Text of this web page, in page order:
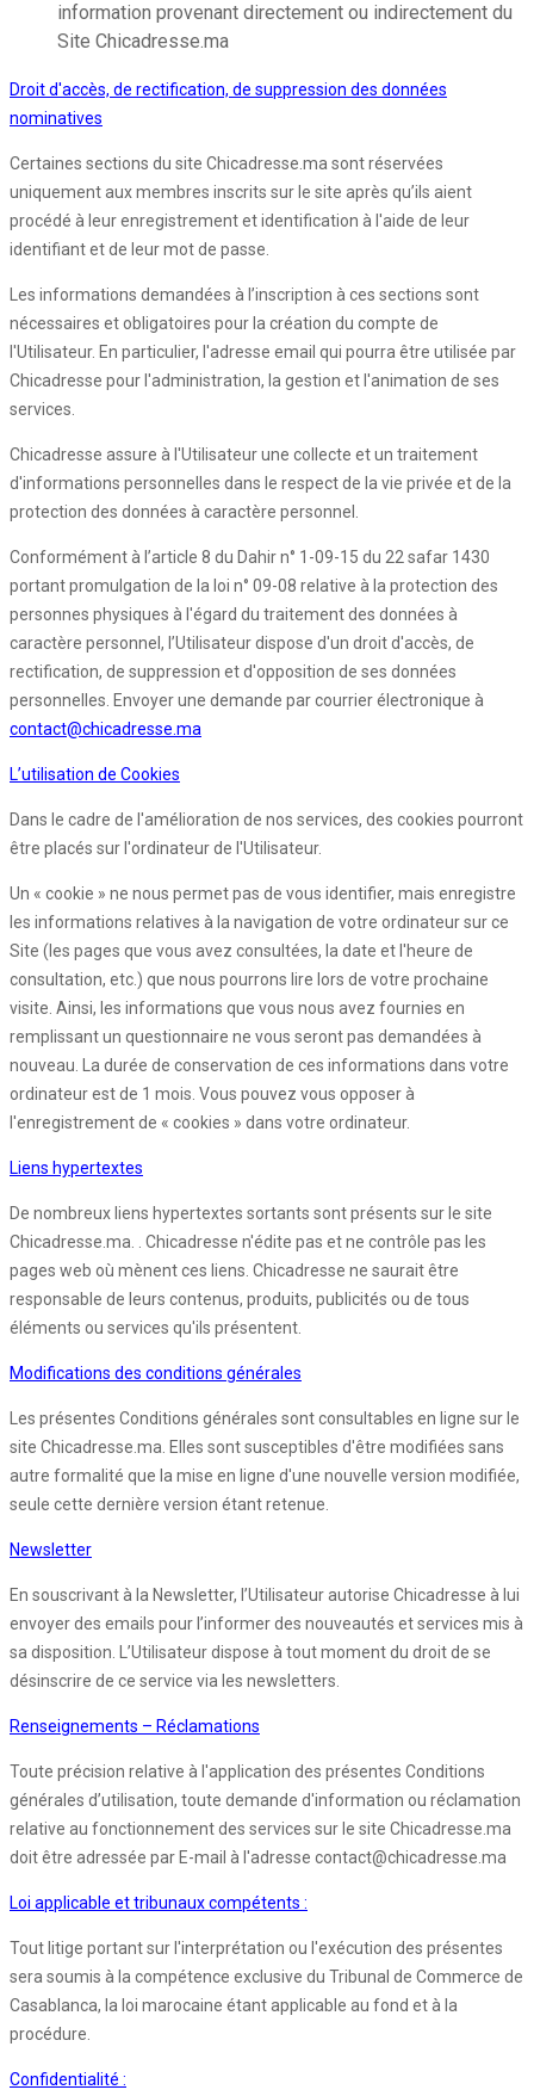
information provenant directement ou indirectement du
Site Chicadresse.ma
Droit d'accès, de rectification, de suppression des données
nominatives
Certaines sections du site Chicadresse.ma sont réservées
uniquement aux membres inscrits sur le site après qu’ils aient
procédé à leur enregistrement et identification à l'aide de leur
identifiant et de leur mot de passe.
Les informations demandées à l’inscription à ces sections sont
nécessaires et obligatoires pour la création du compte de
l'Utilisateur. En particulier, l'adresse email qui pourra être utilisée par
Chicadresse pour l'administration, la gestion et l'animation de ses
services.
Chicadresse assure à l'Utilisateur une collecte et un traitement
d'informations personnelles dans le respect de la vie privée et de la
protection des données à caractère personnel.
Conformément à l’article 8 du Dahir n° 1-09-15 du 22 safar 1430
portant promulgation de la loi n° 09-08 relative à la protection des
personnes physiques à l'égard du traitement des données à
caractère personnel, l’Utilisateur dispose d'un droit d'accès, de
rectification, de suppression et d'opposition de ses données
personnelles. Envoyer une demande par courrier électronique à
contact@chicadresse.ma
L’utilisation de Cookies
Dans le cadre de l'amélioration de nos services, des cookies pourront
être placés sur l'ordinateur de l'Utilisateur.
Un « cookie » ne nous permet pas de vous identifier, mais enregistre
les informations relatives à la navigation de votre ordinateur sur ce
Site (les pages que vous avez consultées, la date et l'heure de
consultation, etc.) que nous pourrons lire lors de votre prochaine
visite. Ainsi, les informations que vous nous avez fournies en
remplissant un questionnaire ne vous seront pas demandées à
nouveau. La durée de conservation de ces informations dans votre
ordinateur est de 1 mois. Vous pouvez vous opposer à
l'enregistrement de « cookies » dans votre ordinateur.
Liens hypertextes
De nombreux liens hypertextes sortants sont présents sur le site
Chicadresse.ma. . Chicadresse n'édite pas et ne contrôle pas les
pages web où mènent ces liens. Chicadresse ne saurait être
responsable de leurs contenus, produits, publicités ou de tous
éléments ou services qu'ils présentent.
Modifications des conditions générales
Les présentes Conditions générales sont consultables en ligne sur le
site Chicadresse.ma. Elles sont susceptibles d'être modifiées sans
autre formalité que la mise en ligne d'une nouvelle version modifiée,
seule cette dernière version étant retenue.
Newsletter
En souscrivant à la Newsletter, l’Utilisateur autorise Chicadresse à lui
envoyer des emails pour l’informer des nouveautés et services mis à
sa disposition. L’Utilisateur dispose à tout moment du droit de se
désinscrire de ce service via les newsletters.
Renseignements – Réclamations
Toute précision relative à l'application des présentes Conditions
générales d’utilisation, toute demande d'information ou réclamation
relative au fonctionnement des services sur le site Chicadresse.ma
doit être adressée par E-mail à l'adresse contact@chicadresse.ma
Loi applicable et tribunaux compétents :
Tout litige portant sur l'interprétation ou l'exécution des présentes
sera soumis à la compétence exclusive du Tribunal de Commerce de
Casablanca, la loi marocaine étant applicable au fond et à la
procédure.
Confidentialité :